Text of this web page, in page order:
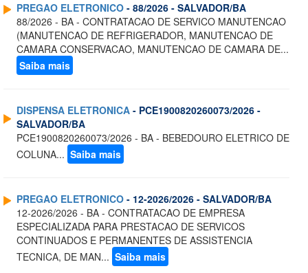
PREGAO ELETRONICO - 88/2026 - SALVADOR/BA
88/2026 - BA - CONTRATACAO DE SERVICO MANUTENCAO
(MANUTENCAO DE REFRIGERADOR, MANUTENCAO DE
CAMARA CONSERVACAO, MANUTENCAO DE CAMARA DE...
Saiba mais
DISPENSA ELETRONICA - PCE1900820260073/2026 -
SALVADOR/BA
PCE1900820260073/2026 - BA - BEBEDOURO ELETRICO DE
COLUNA... Saiba mais
PREGAO ELETRONICO - 12-2026/2026 - SALVADOR/BA
12-2026/2026 - BA - CONTRATACAO DE EMPRESA
ESPECIALIZADA PARA PRESTACAO DE SERVICOS
CONTINUADOS E PERMANENTES DE ASSISTENCIA
TECNICA, DE MAN... Saiba mais